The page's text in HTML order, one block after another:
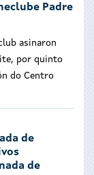
Padre
asinaron
por quinto
do Centro
de
de